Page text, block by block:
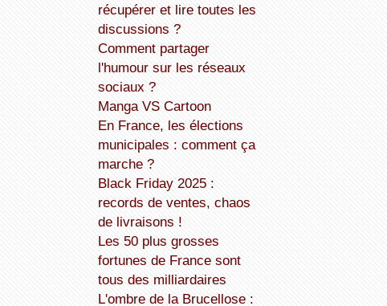
récupérer et lire toutes les
discussions ?
Comment partager
l'humour sur les réseaux
sociaux ?
Manga VS Cartoon
En France, les élections
municipales : comment ça
marche ?
Black Friday 2025 :
records de ventes, chaos
de livraisons !
Les 50 plus grosses
fortunes de France sont
tous des milliardaires
L'ombre de la Brucellose :